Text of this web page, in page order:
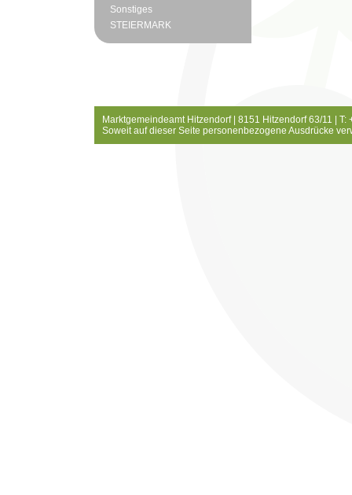
Sonstiges
STEIERMARK
Marktgemeindeamt Hitzendorf | 8151 Hitzendorf 63/11 |
Soweit auf dieser Seite personenbezogene Ausdrücke